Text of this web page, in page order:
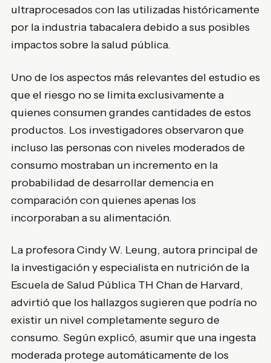
ultraprocesados con las utilizadas históricamente
por la industria tabacalera debido a sus posibles
impactos sobre la salud pública.
Uno de los aspectos más relevantes del estudio es
que el riesgo no se limita exclusivamente a
quienes consumen grandes cantidades de estos
productos. Los investigadores observaron que
incluso las personas con niveles moderados de
consumo mostraban un incremento en la
probabilidad de desarrollar demencia en
comparación con quienes apenas los
incorporaban a su alimentación.
La profesora Cindy W. Leung, autora principal de
la investigación y especialista en nutrición de la
Escuela de Salud Pública TH Chan de Harvard,
advirtió que los hallazgos sugieren que podría no
existir un nivel completamente seguro de
consumo. Según explicó, asumir que una ingesta
moderada protege automáticamente de los